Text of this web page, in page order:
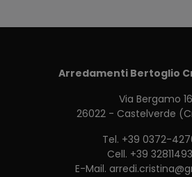
Arredamenti Bertoglio
Via Bergamo 16
26022 - Castelverde
Tel. +39 0372-
Cell. +39
E-Mail.